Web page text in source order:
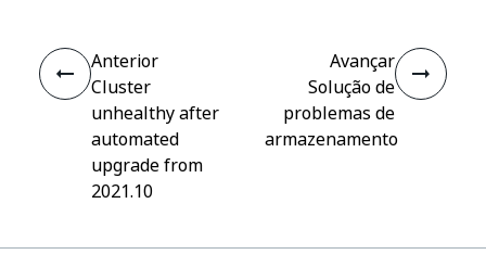
Anterior
Cluster
unhealthy after
automated
upgrade from
2021.10
Avançar
Solução de
problemas de
armazenamento